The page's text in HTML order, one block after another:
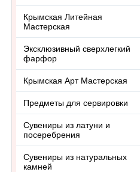
Крымская Литейная
Мастерская
Эксклюзивный сверхлегкий
фарфор
Крымская Арт Мастерская
Предметы для сервировки
Сувениры из латуни и
посеребрения
Сувениры из натуральных
камней